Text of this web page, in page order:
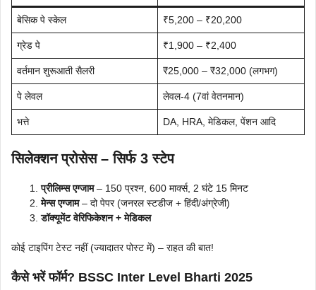
बेसिक पे स्केल ₹5,200 – ₹20,200
ग्रेड पे ₹1,900 – ₹2,400
वर्तमान शुरूआती सैलरी ₹25,000 – ₹32,000 (लगभग)
पे लेवल लेवल-4 (7वां वेतनमान)
भत्ते DA, HRA, मेडिकल, पेंशन आदि
सिलेक्शन प्रोसेस – सिर्फ 3 स्टेप
प्रीलिम्स एग्जाम– 150 प्रश्न, 600 मार्क्स, 2 घंटे 15 मिनट
मेन्स एग्जाम– दो पेपर (जनरल स्टडीज + हिंदी/अंग्रेजी)
डॉक्यूमेंट वेरिफिकेशन + मेडिकल
कोई टाइपिंग टेस्ट नहीं (ज्यादातर पोस्ट में) – राहत की बात!
कैसे भरें फॉर्म? BSSC Inter Level Bharti 2025